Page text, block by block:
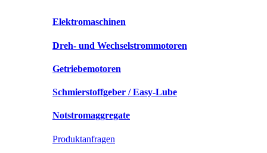
Elektromaschinen
Dreh- und Wechselstrommotoren
Getriebemotoren
Schmierstoffgeber / Easy-Lube
Notstromaggregate
Produktanfragen